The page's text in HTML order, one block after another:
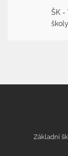
ŠK -
Základní